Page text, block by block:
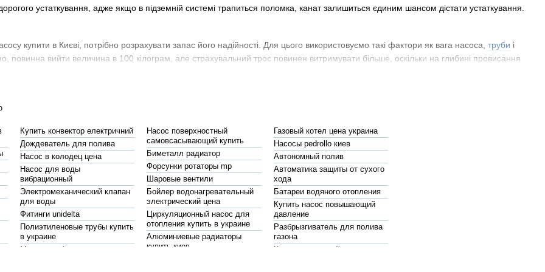
устаткування, адже якщо в підземній системі трапиться поломка, канат залишиться єдиним шансом дістати устаткування.
купити в Києві, потрібно розрахувати запас його надійності. Для цього використовуємо такі фактори як вага насоса, труби і
повинна вийти величина в 100 кілограм, але страхувальний трос повинен витримувати більше, оскільки на глибині провисання
насосуціна залежить від матеріалів виготовлення. Найбільш дешеві і зручні канати з синтетики: нейлону і капрону. Ці матеріали
не виділяють шкідливих речовин. Недолік подібних тросів полягає в розтягуванні штучних ниток під впливом тяжкості. Тому, щоб
кілька шарів.
вигідним варіантом вважається сталевий трос, що витримує великі навантаження. Але недорогі сталеві сплави швидко іржавіють
варіантом буде купити нержавіючий трос для свердловинного насосу - він витримує велику вагу, що не підпадає під
Купить конвектор електричний
Дождеватель для полива
Насос в колодец цена
Насос для воды
вибрационный
Электромеханический клапан
для воды
Фитинги unidelta
Полиэтиленовые трубы купить
в украине
Мембрана фильтра обратного
Насос поверхностный
самовсасывающий купить
Биметалл радиатор
Форсунки ротаторы mp
Шаровые вентили
Бойлер водонагревательный
электрический цена
Циркуляционный насос для
отопления купить в украине
Алюминиевые радиаторы
купить киев
Газовый котел цена украина
Насосы pedrollo киев
Автономный полив
Автоматика защиты от сухого
хода
Батареи водяного отопления
Купить насос повышающий
давление
Разбрызгиватель для полива
газона
Купить погружной насос для